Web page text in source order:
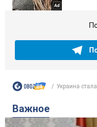
Украина
Важное